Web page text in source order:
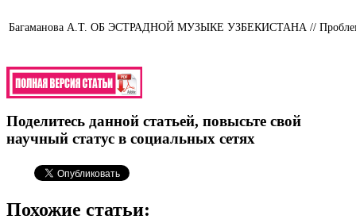
Багаманова А.Т. ОБ ЭСТРАДНОЙ МУЗЫКЕ УЗБЕКИСТАНА //
Поделитесь данной статьей, повысьте свой
научный статус в социальных сетях
Похожие статьи: